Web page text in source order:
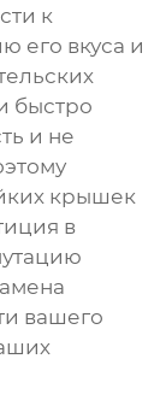
к
его вкуса и
быстро
и не
крышек
в
вашего